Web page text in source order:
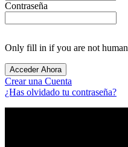
Contraseña
Only fill in if you are not human
Crear una Cuenta
¿Has olvidado tu contraseña?